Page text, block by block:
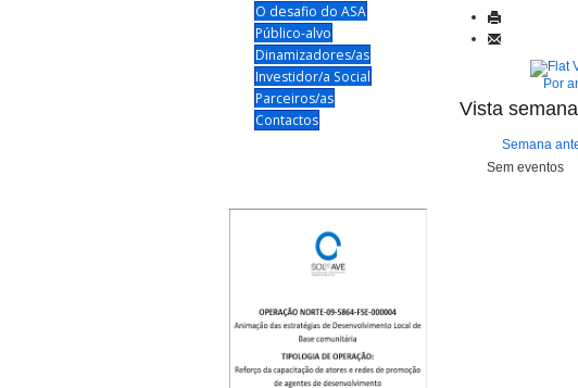
O desafio do ASA
Público-alvo
Dinamizadores/as
Investidor/a Social
Parceiros/as
Contactos
Por
Vista semanal
Semana
Sem eventos